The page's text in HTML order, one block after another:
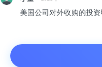
美国公司对外收购的投